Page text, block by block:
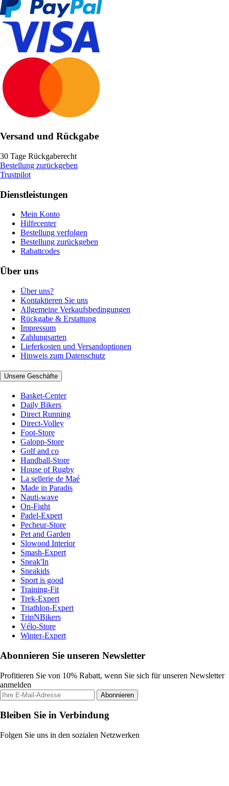
Versand und Rückgabe
30 Tage Rückgaberecht
Bestellung zurückgeben
Trustpilot
Dienstleistungen
Mein Konto
Hilfecenter
Bestellung verfolgen
Bestellung zurückgeben
Rabattcodes
Über uns
Über uns?
Kontaktieren Sie uns
Allgemeine Verkaufsbedingungen
Rückgabe & Erstattung
Impressum
Zahlungsarten
Lieferkosten und Versandoptionen
Hinweis zum Datenschutz
Unsere Geschäfte
Basket-Center
Daily Bikers
Direct Running
Direct-Volley
Foot-Store
Galopp-Store
Golf and co
Handball-Store
House of Rugby
La sellerie de Maé
Made in Paradis
Nauti-wave
On-Fight
Padel-Expert
Pecheur-Store
Pet and Garden
Slowood Interior
Smash-Expert
Sneak'In
Sneakids
Sport is good
Training-Fit
Trek-Expert
Triathlon-Expert
TripNBikers
Vélo-Store
Winter-Expert
Abonnieren Sie unseren Newsletter
Profitieren Sie von 10% Rabatt, wenn Sie sich für unseren Newsletter
anmelden
Abonnieren
Bleiben Sie in Verbindung
Folgen Sie uns in den sozialen Netzwerken